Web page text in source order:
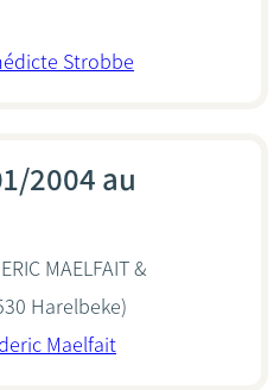
Strobbe
2004 au
MAELFAIT &
Harelbeke)
Maelfait